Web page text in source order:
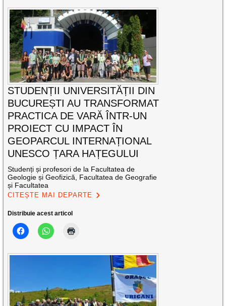
STUDENȚII UNIVERSITĂȚII DIN
BUCUREȘTI AU TRANSFORMAT
PRACTICA DE VARĂ ÎNTR-UN
PROIECT CU IMPACT ÎN
GEOPARCUL INTERNAȚIONAL
UNESCO ȚARA HAȚEGULUI
Studenți și profesori de la Facultatea de
Geologie și Geofizică, Facultatea de Geografie
și Facultatea
CITEȘTE MAI DEPARTE
Distribuie acest articol